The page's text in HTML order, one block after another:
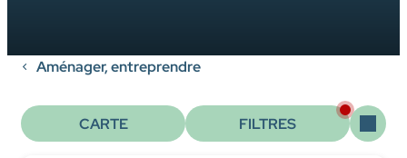
Aménager, entreprendre
CARTE FILTRES